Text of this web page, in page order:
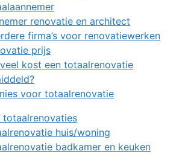
renovatie en architect
firma’s voor renovatiewerken
prijs
kost een totaalrenovatie
voor totaalrenovatie
totaalrenovaties
huis/woning
badkamer en keuken